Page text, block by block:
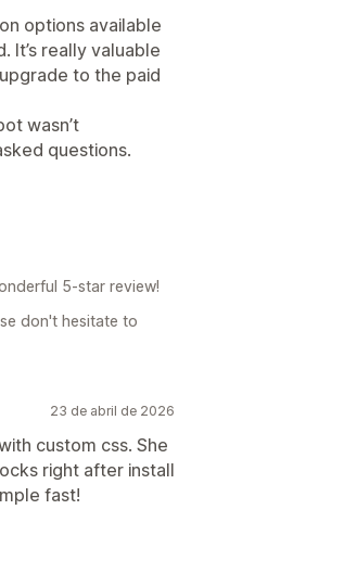
options available
It’s really valuable
to the paid
wasn’t
questions.
5-star review!
don't hesitate to
23 de abril de 2026
custom css. She
right after install
fast!